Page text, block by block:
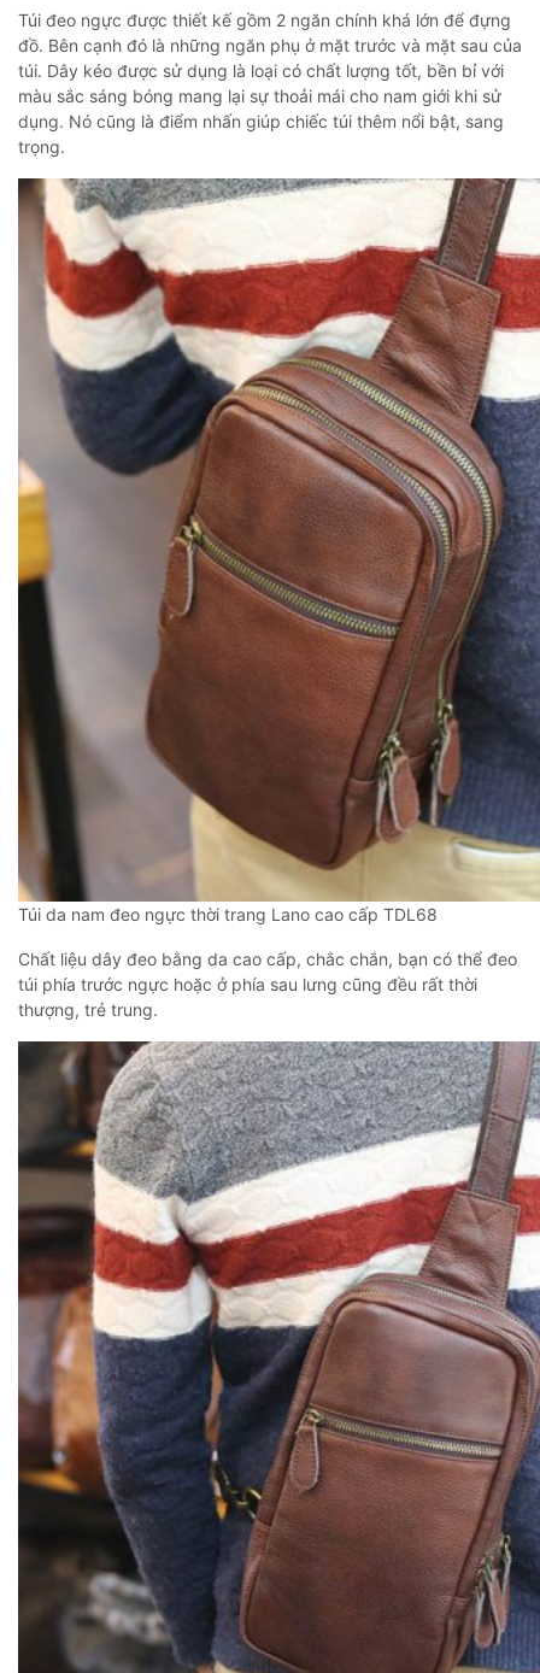
Túi đeo ngực được thiết kế gồm 2 ngăn chính khá lớn để đựng
đồ. Bên cạnh đó là những ngăn phụ ở mặt trước và mặt sau của
túi. Dây kéo được sử dụng là loại có chất lượng tốt, bền bỉ với
màu sắc sáng bóng mang lại sự thoải mái cho nam giới khi sử
dụng. Nó cũng là điểm nhấn giúp chiếc túi thêm nổi bật, sang
trọng.
Túi da nam đeo ngực thời trang Lano cao cấp TDL68
Chất liệu dây đeo bằng da cao cấp, chắc chắn, bạn có thể đeo
túi phía trước ngực hoặc ở phía sau lưng cũng đều rất thời
thượng, trẻ trung.